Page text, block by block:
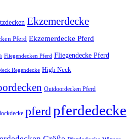
Ekzemerdecke
Pferd Ekzemerdecke Pferd
Fliegendecken Pferd Fliegendecke Pferd
Regendecke High Neck
Outdoordecken Pferd
pferdpferdedecke